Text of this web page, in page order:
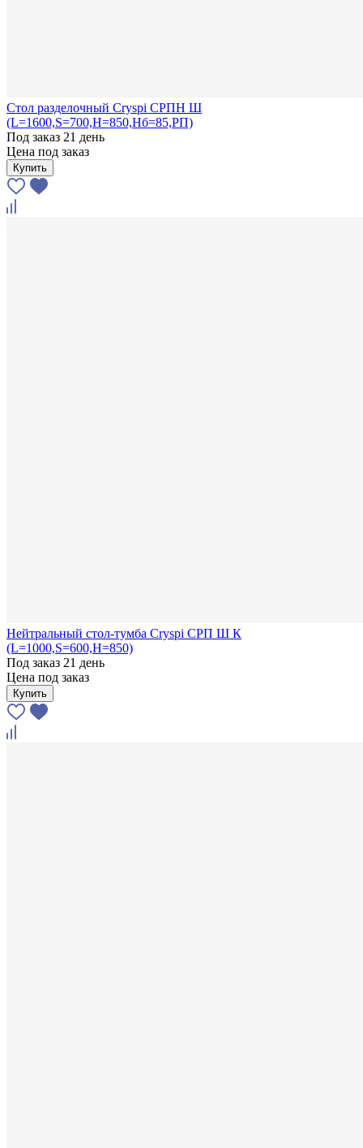
Стол разделочный Cryspi СРПН Ш
(L=1600,S=700,H=850,Hб=85,РП)
Под заказ 21 день
Цена под заказ
Купить
Нейтральный стол-тумба Cryspi СРП Ш К
(L=1000,S=600,H=850)
Под заказ 21 день
Цена под заказ
Купить